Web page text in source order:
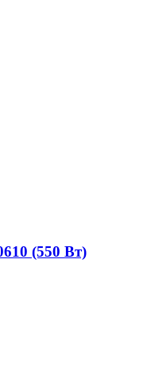
(550 Вт)